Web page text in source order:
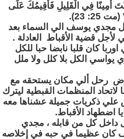
أَمِينًا فِي الْقَلِيلِ فَأُقِيمُكَ عَلَى
23).
مجدي يوسف الي السماء بعد
قضية الأقباط العادلة .
كان قلبا نابضا حبا للكل
يواسي الكل بلا كلل ولا ملل
رحل ألي مكان يستحقه مع
المنظمات القبطية ليترك
علي ذكريات جميلة عشناها معه
اضطهاد الأقباط.
داخل كل من قابله ، مجدي
عظيما في حبه في إخلاصه